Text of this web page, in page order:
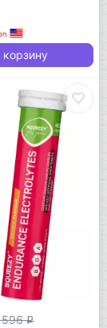
корзину
596q